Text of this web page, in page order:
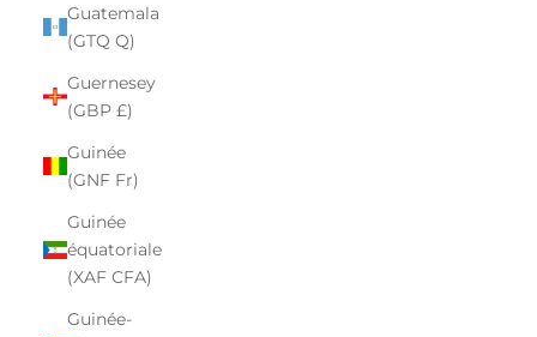
Guatemala
(GTQ Q)
Guernesey
(GBP £)
Guinée
(GNF Fr)
Guinée
équatoriale
(XAF CFA)
Guinée-